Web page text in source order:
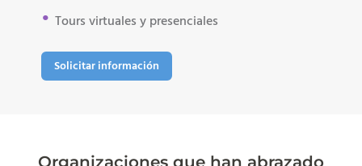
• Tours virtuales y presenciales
Solicitar información
Organizaciones que han abrazado